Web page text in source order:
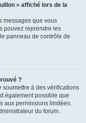
» affiché lors de la
messages que vous
pouvez reprendre les
panneau de contrôle de
?
soumettre à des vérifications
également possible que
aux permissions limitées.
du forum.